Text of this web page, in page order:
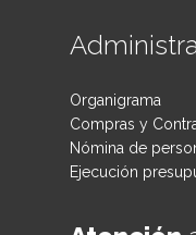
Organigrama
Compras y
Nómina de
Ejecución